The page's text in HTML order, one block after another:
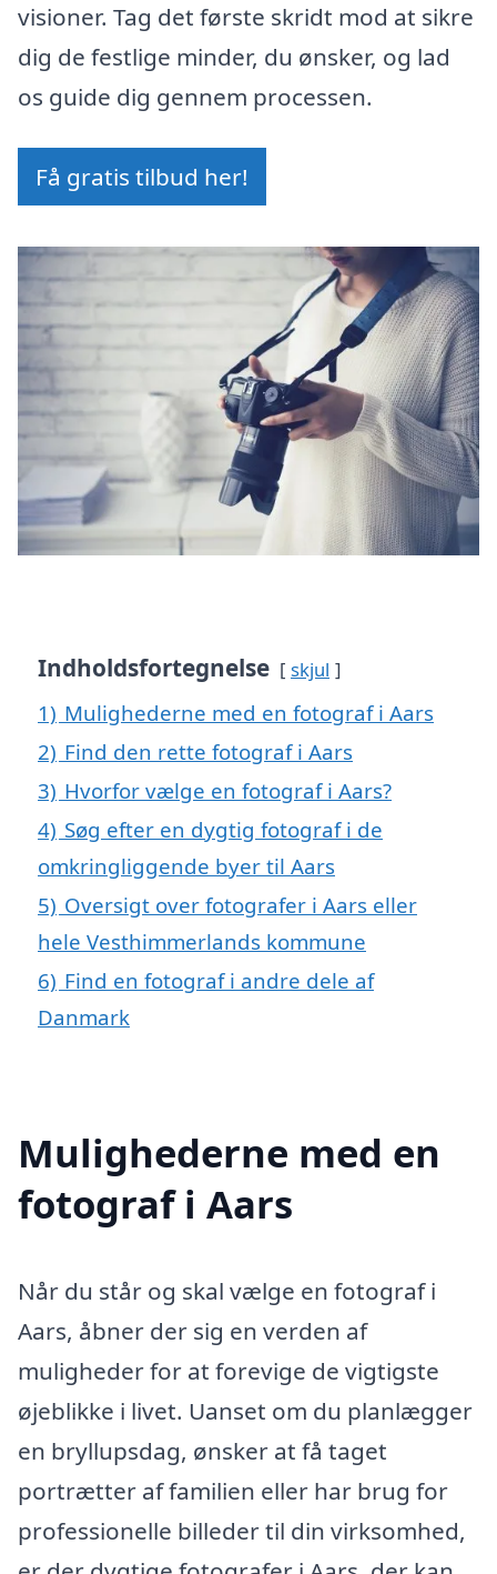
visioner. Tag det første skridt mod at sikre
dig de festlige minder, du ønsker, og lad
os guide dig gennem processen.
Få gratis tilbud her!
Indholdsfortegnelse skjul
1) Mulighederne med en fotograf i Aars
2) Find den rette fotograf i Aars
3) Hvorfor vælge en fotograf i Aars?
4) Søg efter en dygtig fotograf i de
omkringliggende byer til Aars
5) Oversigt over fotografer i Aars eller
hele Vesthimmerlands kommune
6) Find en fotograf i andre dele af
Danmark
Mulighederne med en
fotograf i Aars
Når du står og skal vælge en fotograf i
Aars, åbner der sig en verden af
muligheder for at forevige de vigtigste
øjeblikke i livet. Uanset om du planlægger
en bryllupsdag, ønsker at få taget
portrætter af familien eller har brug for
professionelle billeder til din virksomhed,